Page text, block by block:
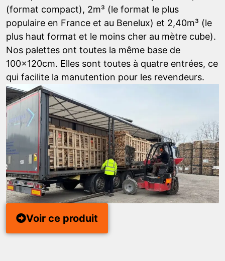
(format compact), 2m³ (le format le plus
populaire en France et au Benelux) et 2,40m³ (le
plus haut format et le moins cher au mètre cube).
Nos palettes ont toutes la même base de
100x120cm. Elles sont toutes à quatre entrées, ce
qui facilite la manutention pour les revendeurs.
Voir ce produit